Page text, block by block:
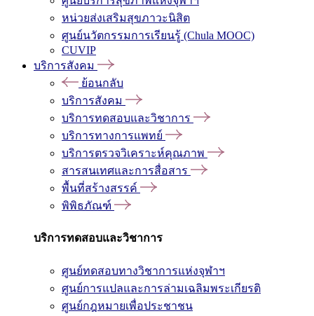
หน่วยส่งเสริมสุขภาวะนิสิต
ศูนย์นวัตกรรมการเรียนรู้ (Chula MOOC)
CUVIP
บริการสังคม
ย้อนกลับ
บริการสังคม
บริการทดสอบและวิชาการ
บริการทางการแพทย์
บริการตรวจวิเคราะห์คุณภาพ
สารสนเทศและการสื่อสาร
พื้นที่สร้างสรรค์
พิพิธภัณฑ์
บริการทดสอบและวิชาการ
ศูนย์ทดสอบทางวิชาการแห่งจุฬาฯ
ศูนย์การแปลและการล่ามเฉลิมพระเกียรติ
ศูนย์กฎหมายเพื่อประชาชน